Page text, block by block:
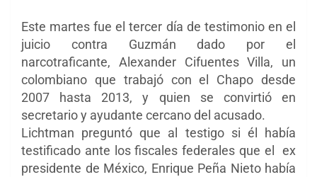
Este martes fue el tercer día de testimonio en el
juicio contra Guzmán dado por el
narcotraficante, Alexander Cifuentes Villa, un
colombiano que trabajó con el Chapo desde
2007 hasta 2013, y quien se convirtió en
secretario y ayudante cercano del acusado.
Lichtman preguntó que al testigo si él había
testificado ante los fiscales federales que el ex
presidente de México, Enrique Peña Nieto había